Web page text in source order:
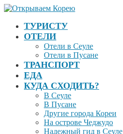
ТУРИСТУ
ОТЕЛИ
Отели в Сеуле
Отели в Пусане
ТРАНСПОРТ
ЕДА
КУДА СХОДИТЬ?
В Сеуле
В Пусане
Другие города Кореи
На острове Чеджудо
Надежный гид в Сеуле